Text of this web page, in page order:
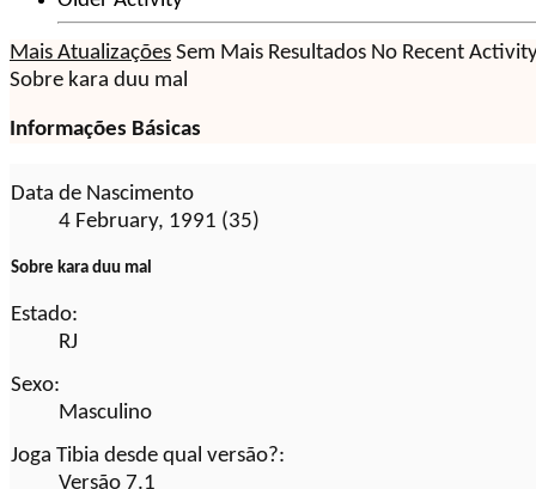
Mais Atualizações Sem Mais Resultados No Recent
Sobre kara duu mal
Informações Básicas
Data de Nascimento
4 February, 1991 (35)
Sobre kara duu mal
Estado:
RJ
Sexo:
Masculino
Joga Tibia desde qual versão?:
Versão 7.1